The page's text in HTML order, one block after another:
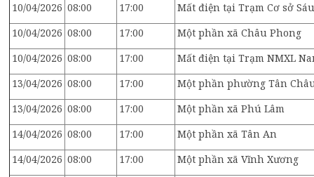
10/04/2026 08:00 17:00
Mất điện tại Trạm Cơ sở
10/04/2026 08:00 17:00
Một phần xã Châu Phong
10/04/2026 08:00 17:00
Mất điện tại Trạm NMXL
13/04/2026 08:00 17:00
Một phần phường Tân
13/04/2026 08:00 17:00
Một phần xã Phú Lâm
14/04/2026 08:00 17:00
Một phần xã Tân An
14/04/2026 08:00 17:00
Một phần xã Vĩnh Xương